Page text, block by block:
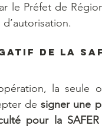
le Préfet de
d’autorisation.
de la
la seule
de signer une
pour la